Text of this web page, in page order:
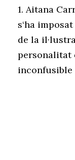
1. Aitana
s‘ha
de la
personalitat
inconfusible